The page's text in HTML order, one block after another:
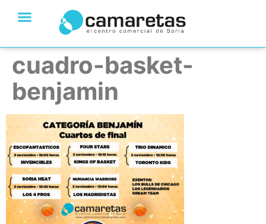
cuadro-basket-
benjamin